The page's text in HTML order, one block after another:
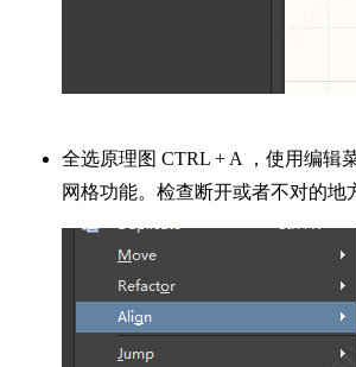
全选原理图 CTRL + A ，使用编辑
网格功能。检查断开或者不对的地